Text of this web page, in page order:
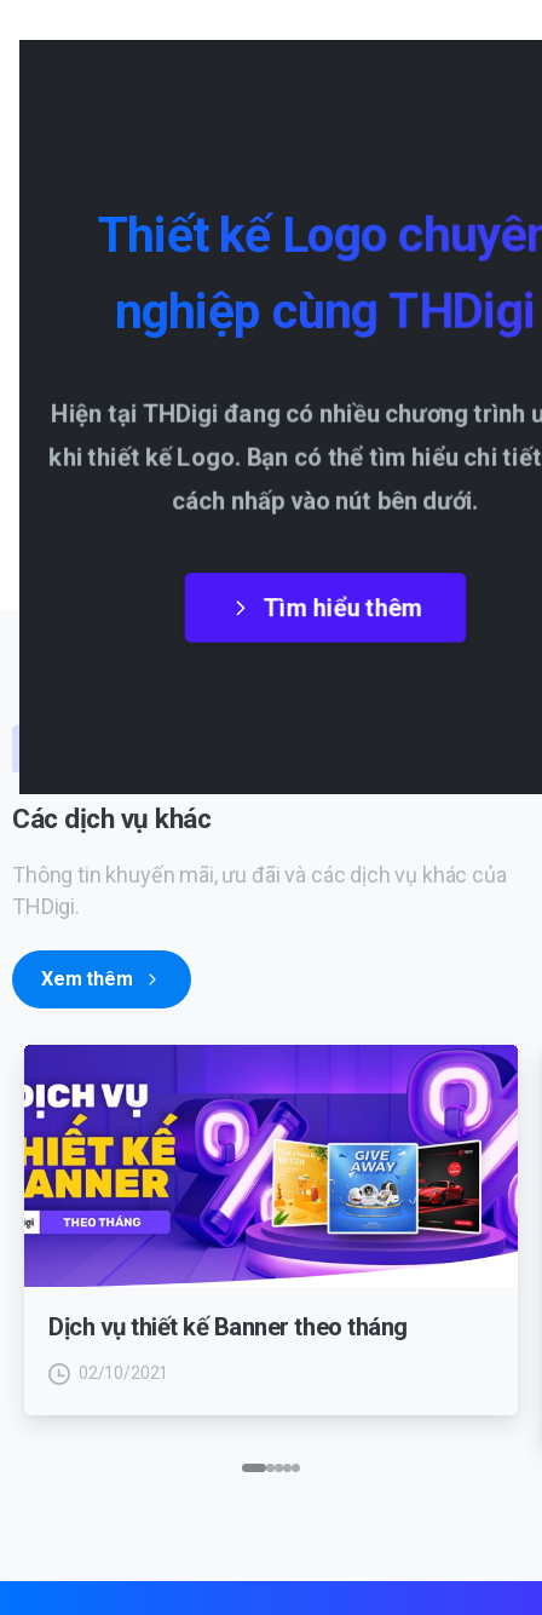
Thiết kế Logo
nghiệp cùng THDigi
Hiện tại THDigi đang có nhiều chương trình
khi thiết kế Logo. Bạn có thể tìm hiểu chi
cách nhấp vào nút bên dưới.
Tìm hiểu thêm
Các dịch vụ khác
Thông tin khuyến mãi, ưu đãi và các dịch vụ khác của
THDigi.
Xem thêm
Dịch vụ thiết kế Banner theo tháng
02/10/2021